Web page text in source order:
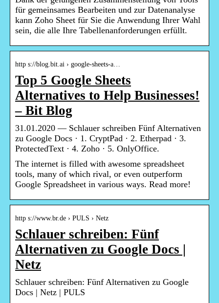
für gemeinsames Bearbeiten und zur Datenanalyse
kann Zoho Sheet für Sie die Anwendung Ihrer Wahl
sein, die alle Ihre Tabellenanforderungen erfüllt.
http s://blog.bit.ai › google-sheets-a…
Top 5 Google Sheets
Alternatives to Help Businesses!
– Bit Blog
31.01.2020 — Schlauer schreiben Fünf Alternativen
zu Google Docs · 1. CryptPad · 2. Etherpad · 3.
ProtectedText · 4. Zoho · 5. OnlyOffice.
The internet is filled with awesome spreadsheet
tools, many of which rival, or even outperform
Google Spreadsheet in various ways. Read more!
http s://www.br.de › PULS › Netz
Schlauer schreiben: Fünf
Alternativen zu Google Docs |
Netz
Schlauer schreiben: Fünf Alternativen zu Google
Docs | Netz | PULS